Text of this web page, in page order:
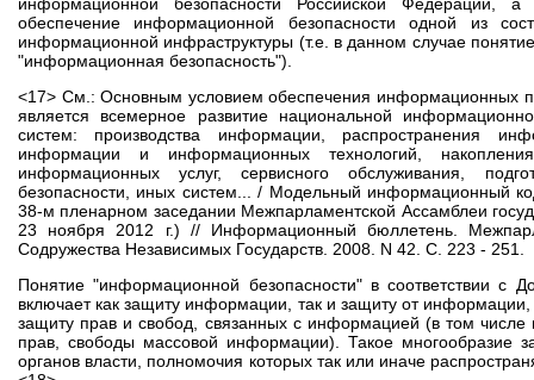
обеспечение информационной безопасности одной из
информационной инфраструктуры (т.е. в данном случае
"информационная безопасность").
<17> См.: Основным условием обеспечения информационных
является всемерное развитие национальной
систем: производства информации, распространения
информации и информационных технологий,
информационных услуг, сервисного обслуживания,
безопасности, иных систем... / Модельный информационный
38-м пленарном заседании Межпарламентской Ассамблеи
23 ноября 2012 г.) // Информационный бюллетень.
Содружества Независимых Государств. 2008. N 42. С. 223 - 251.
Понятие "информационной безопасности" в соответствии с
включает как защиту информации, так и защиту от
защиту прав и свобод, связанных с информацией (в том
прав, свободы массовой информации). Такое многообразие
органов власти, полномочия которых так или иначе